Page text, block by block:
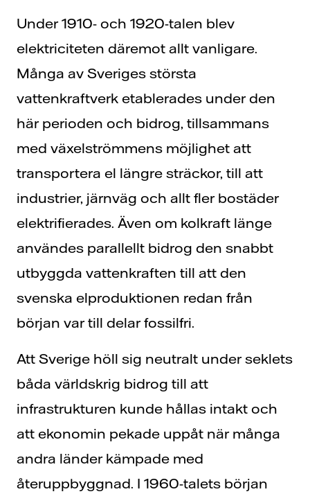
Under 1910- och 1920-talen blev
elektriciteten däremot allt vanligare.
Många av Sveriges största
vattenkraftverk etablerades under den
här perioden och bidrog, tillsammans
med växelströmmens möjlighet att
transportera el längre sträckor, till att
industrier, järnväg och allt fler bostäder
elektrifierades. Även om kolkraft länge
användes parallellt bidrog den snabbt
utbyggda vattenkraften till att den
svenska elproduktionen redan från
början var till delar fossilfri.
Att Sverige höll sig neutralt under seklets
båda världskrig bidrog till att
infrastrukturen kunde hållas intakt och
att ekonomin pekade uppåt när många
andra länder kämpade med
återuppbyggnad. I 1960-talets början